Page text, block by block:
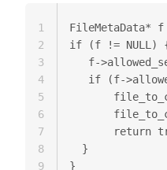
if (f !=
f-
if (f-
return
  }
}
1
2
3
4
5
6
7
8
9